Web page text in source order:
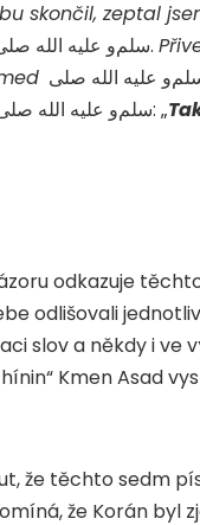
skončil, zeptal
الله عليه وسلم.
صلى الله عليه و
الله عليه وسلم: „
odkazuje
odlišovali
slov a někdy i ve
Kmen Asad
že těchto sedm
že Korán byl